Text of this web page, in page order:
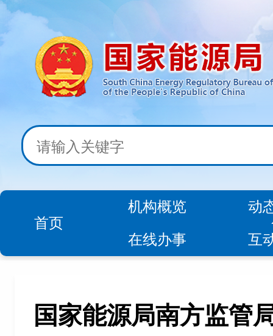
首页
机构概览
动
在线办事
互
国家能源局南方监管